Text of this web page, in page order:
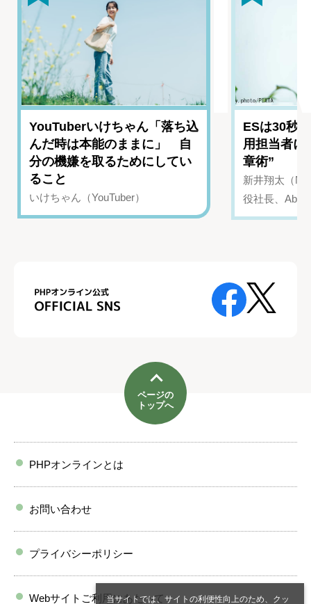
当サイトでは、サイトの利便性向上のため、クッ
YouTuberいけちゃん「落ち込
んだ時は本能のままに」 自
分の機嫌を取るためにしてい
ること
いけちゃん（YouTuber）
ESは30秒
用担当者に
章術”
新井翔太（
役社長、
ページの
トップへ
PHPオンラインとは
お問い合わせ
プライバシーポリシー
Webサイトご利用にあたって